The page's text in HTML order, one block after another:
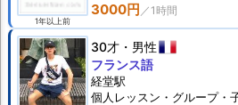
1年以上前
3000円
30才 男性
フランス語
経堂駅
個人 レッスン ・グループ・